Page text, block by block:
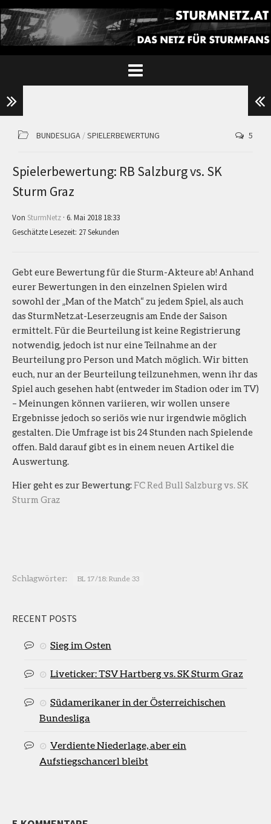
BUNDESLIGA /SPIELERBEWERTUNG 5
Spielerbewertung: RB Salzburg vs. SK
Sturm Graz
Von SturmNetz · 6. Mai 2018 18:33
Geschätzte Lesezeit: 27 Sekunden
Gebt eure Bewertung für die Sturm-Akteure ab! Anhand
eurer Bewertungen in den einzelnen Spielen wird
sowohl der „Man of the Match“ zu jedem Spiel, als auch
das SturmNetz.at-Leserzeugnis am Ende der Saison
ermittelt. Für die Beurteilung ist keine Registrierung
notwendig, jedoch ist nur eine Teilnahme an der
Beurteilung pro Person und Match möglich. Wir bitten
euch, nur an der Beurteilung teilzunehmen, wenn ihr das
Spiel auch gesehen habt (entweder im Stadion oder im TV)
– Meinungen können variieren, wir wollen unsere
Ergebnisse jedoch so seriös wie nur irgendwie möglich
gestalten. Die Umfrage ist bis 24 Stunden nach Spielende
offen. Bald darauf gibt es in einem neuen Artikel die
Auswertung.
Hier geht es zur Bewertung:FC Red Bull Salzburg vs. SK
Sturm Graz
Schlagwörter: BL 17/18: Runde 33
RECENT POSTS
Sieg im Osten
Liveticker: TSV Hartberg vs. SK Sturm Graz
Südamerikaner in der Österreichischen
Bundesliga
Verdiente Niederlage, aber ein
Aufstiegschancerl bleibt